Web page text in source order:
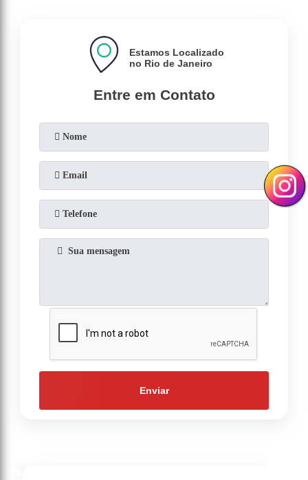
Entre em Contato
Estamos Localizado
no Rio de Janeiro
Enviar